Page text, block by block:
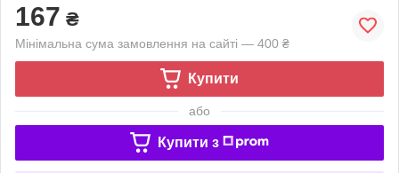
167 ₴
Мінімальна сума замовлення на сайті — 400 ₴
Купити
або
Купити з